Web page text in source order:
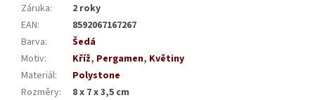
Záruka:
2 roky
EAN:
8592067167267
Barva:
Šedá
Motiv: Kříž, Pergamen, Květiny
Materiál:
Polystone
Rozměry: 8 x 7 x 3,5 cm